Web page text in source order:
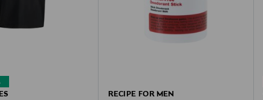
RECIPE FOR MEN